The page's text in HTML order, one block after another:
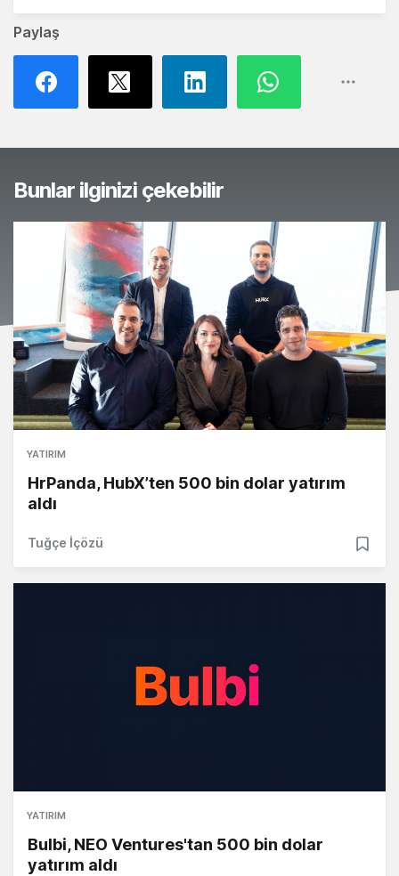
Paylaş
Bunlar ilginizi çekebilir
YATIRIM
HrPanda, HubX’ten 500 bin dolar yatırım
aldı
Tuğçe İçözü
YATIRIM
Bulbi, NEO Ventures'tan 500 bin dolar
yatırım aldı